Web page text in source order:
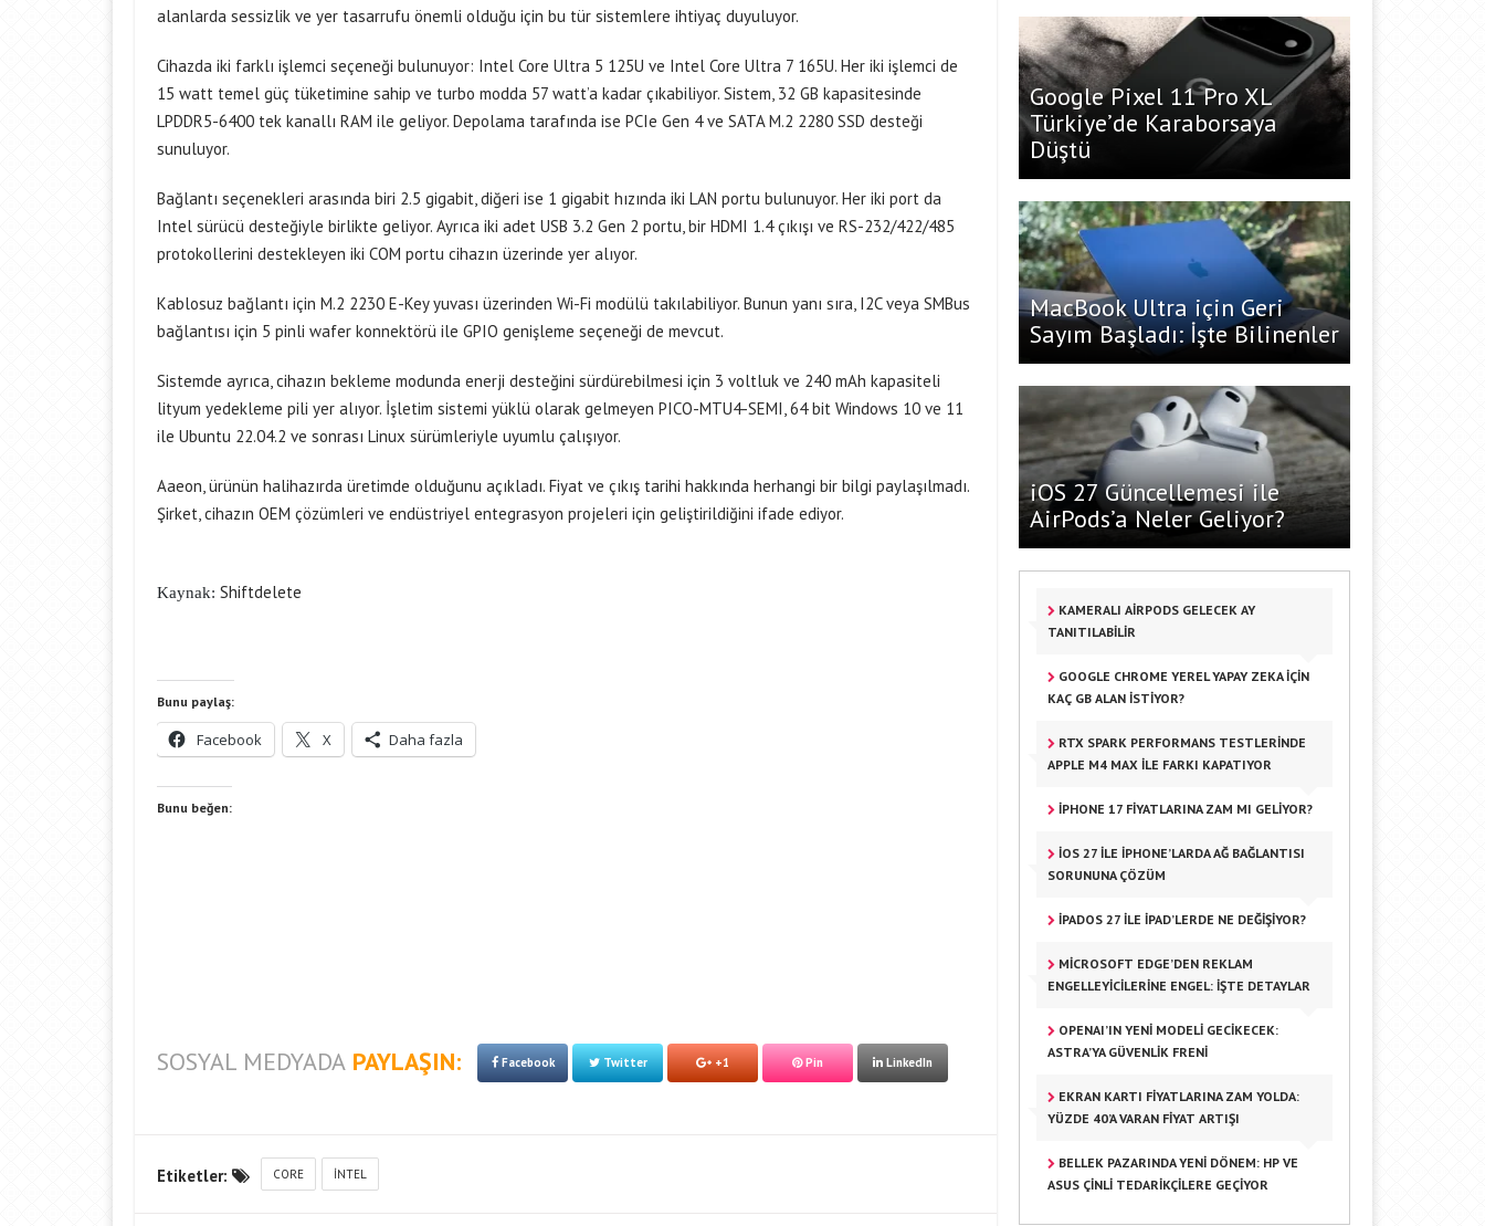
alanlarda sessizlik ve yer tasarrufu önemli olduğu için bu tür sistemlere ihtiyaç duyuluyor.
Cihazda iki farklı işlemci seçeneği bulunuyor: Intel Core Ultra 5 125U ve Intel Core Ultra 7 165U. Her iki işlemci de
15 watt temel güç tüketimine sahip ve turbo modda 57 watt’a kadar çıkabiliyor. Sistem, 32 GB kapasitesinde
LPDDR5-6400 tek kanallı RAM ile geliyor. Depolama tarafında ise PCIe Gen 4 ve SATA M.2 2280 SSD desteği
sunuluyor.
Bağlantı seçenekleri arasında biri 2.5 gigabit, diğeri ise 1 gigabit hızında iki LAN portu bulunuyor. Her iki port da
Intel sürücü desteğiyle birlikte geliyor. Ayrıca iki adet USB 3.2 Gen 2 portu, bir HDMI 1.4 çıkışı ve RS-232/422/485
protokollerini destekleyen iki COM portu cihazın üzerinde yer alıyor.
Kablosuz bağlantı için M.2 2230 E-Key yuvası üzerinden Wi-Fi modülü takılabiliyor. Bunun yanı sıra, I2C veya SMBus
bağlantısı için 5 pinli wafer konnektörü ile GPIO genişleme seçeneği de mevcut.
Sistemde ayrıca, cihazın bekleme modunda enerji desteğini sürdürebilmesi için 3 voltluk ve 240 mAh kapasiteli
lityum yedekleme pili yer alıyor. İşletim sistemi yüklü olarak gelmeyen PICO-MTU4-SEMI, 64 bit Windows 10 ve 11
ile Ubuntu 22.04.2 ve sonrası Linux sürümleriyle uyumlu çalışıyor.
Aaeon, ürünün halihazırda üretimde olduğunu açıkladı. Fiyat ve çıkış tarihi hakkında herhangi bir bilgi paylaşılmadı.
Şirket, cihazın OEM çözümleri ve endüstriyel entegrasyon projeleri için geliştirildiğini ifade ediyor.
Kaynak: Shiftdelete
Bunu paylaş:
Facebook X Daha fazla
Bunu beğen:
SOSYAL MEDYADA PAYLAŞIN: Facebook Twitter +1 Pin LinkedIn
Etiketler: CORE INTEL
Google Pixel 11 Pro XL
Türkiye’de Karaborsaya
Düştü
MacBook Ultra için Geri
Sayım Başladı: İşte Bilinenler
iOS 27 Güncellemesi ile
AirPods’a Neler Geliyor?
KAMERALI AIRPODS GELECEK AY
TANITILABILIR
GOOGLE CHROME YEREL YAPAY ZEKA IÇIN
KAÇ GB ALAN İSTIYOR?
RTX SPARK PERFORMANS TESTLERINDE
APPLE M4 MAX ILE FARKI KAPATIYOR
IPHONE 17 FIYATLARINA ZAM MI GELIYOR?
IOS 27 ILE IPHONE’LARDA AĞ BAĞLANTISI
SORUNUNA ÇÖZÜM
IPADOS 27 ILE IPAD’LERDE NE DEĞIŞIYOR?
MICROSOFT EDGE’DEN REKLAM
ENGELLEYICILERINE ENGEL: İŞTE DETAYLAR
OPENAI’IN YENI MODELI GECIKECEK:
ASTRA’YA GÜVENLIK FRENI
EKRAN KARTI FIYATLARINA ZAM YOLDA:
YÜZDE 40’A VARAN FIYAT ARTIŞI
BELLEK PAZARINDA YENI DÖNEM: HP VE
ASUS ÇINLI TEDARIKÇILERE GEÇIYOR